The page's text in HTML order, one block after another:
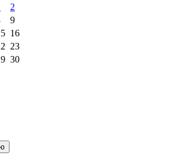
2
9
16
23
30